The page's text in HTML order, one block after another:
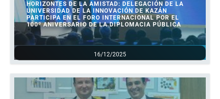
16/12/2025
HORIZONTES DE LA AMISTAD: DELEGACIÓN DE LA
UNIVERSIDAD DE LA INNOVACIÓN DE KAZÁN
PARTICIPA EN EL FORO INTERNACIONAL POR EL
100º ANIVERSARIO DE LA DIPLOMACIA PÚBLICA